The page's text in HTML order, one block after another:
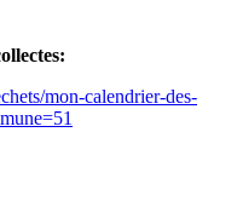
mon-calendrier-des-